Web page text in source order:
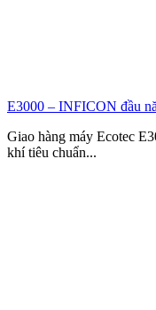
E3000 – INFICON đầu
Giao hàng máy Ecotec
khí tiêu chuẩn...